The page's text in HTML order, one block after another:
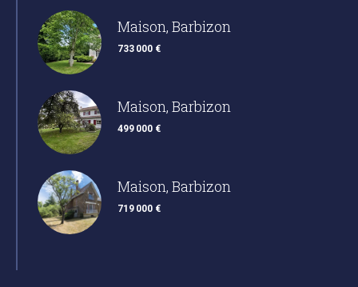
Maison, Barbizon
733 000 €
Maison, Barbizon
499 000 €
Maison, Barbizon
719 000 €